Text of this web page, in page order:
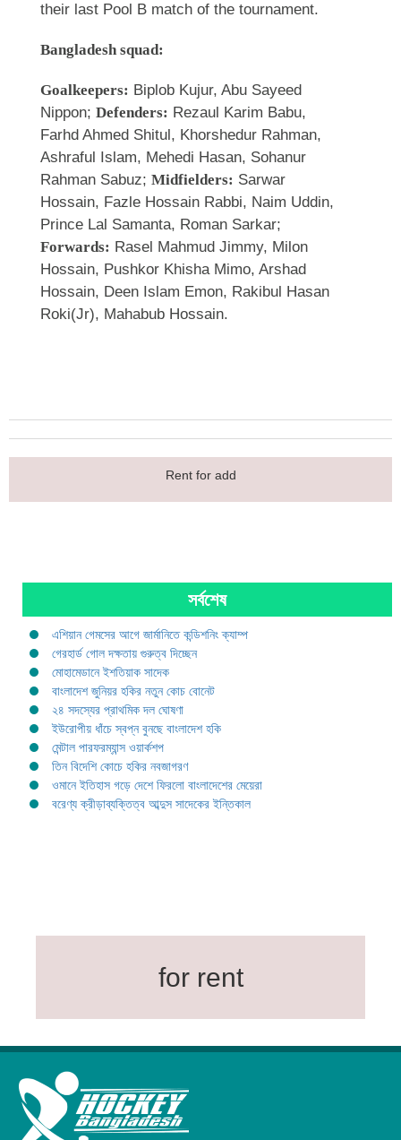
their last Pool B match of the tournament.
Bangladesh squad:
Goalkeepers: Biplob Kujur, Abu Sayeed
Nippon;Defenders: Rezaul Karim Babu,
Farhd Ahmed Shitul, Khorshedur Rahman,
Ashraful Islam, Mehedi Hasan, Sohanur
Rahman Sabuz;Midfielders: Sarwar
Hossain, Fazle Hossain Rabbi, Naim Uddin,
Prince Lal Samanta, Roman Sarkar;
Forwards: Rasel Mahmud Jimmy, Milon
Hossain, Pushkor Khisha Mimo, Arshad
Hossain, Deen Islam Emon, Rakibul Hasan
Roki(Jr), Mahabub Hossain.
Rent for add
সর্বশেষ
এশিয়ান গেমসের আগে জার্মানিতে কন্ডিশনিং ক্যাম্প
গেরহার্ড গোল দক্ষতায় গুরুত্ব দিচ্ছেন
মোহামেডানে ইশতিয়াক সাদেক
বাংলাদেশ জুনিয়র হকির নতুন কোচ বোনেট
২৪ সদস্যের প্রাথমিক দল ঘোষণা
ইউরোপীয় ধাঁচে স্বপ্ন বুনছে বাংলাদেশ হকি
মেন্টাল পারফরম্যান্স ওয়ার্কশপ
তিন বিদেশি কোচে হকির নবজাগরণ
ওমানে ইতিহাস গড়ে দেশে ফিরলো বাংলাদেশের মেয়েরা
বরেণ্য ক্রীড়াব্যক্তিত্ব আব্দুস সাদেকের ইন্তিকাল
for rent